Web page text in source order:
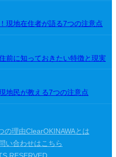
現地在住者が語る7つの注意点
前に知っておきたい特徴と現実
地民が教える7つの注意点
の理由ClearOKINAWAとは
い合わせはこちら